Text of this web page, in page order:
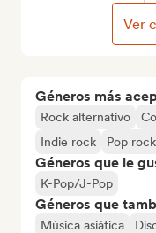
Géneros más
Rock alternativo
Indie rock
Pop rock
Géneros que le
K-Pop/J-Pop
Géneros que
Música asiática
Ver